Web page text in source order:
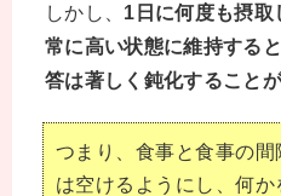
しかし、 1日に何度も摂取
常に高い状態に維持する
答は著しく鈍化すること
つまり、食事と食事の
は空けるようにし、何